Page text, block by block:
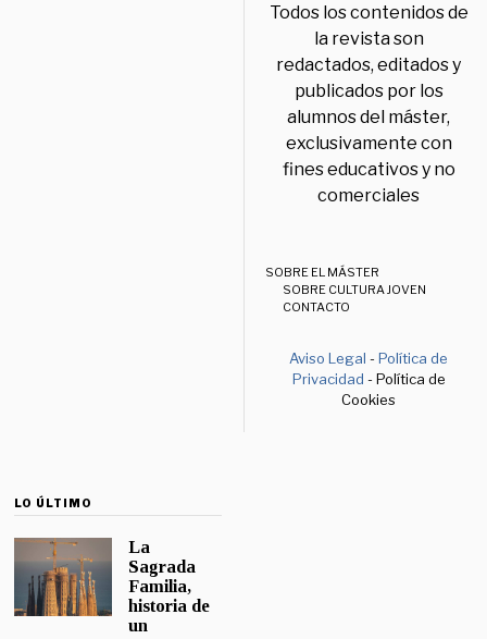
Todos los contenidos de
la revista son
redactados, editados y
publicados por los
alumnos del máster,
exclusivamente con
fines educativos y no
comerciales
SOBRE EL MÁSTER
SOBRE CULTURA JOVEN
CONTACTO
Aviso Legal -Política de
Privacidad - Política de
Cookies
LO ÚLTIMO
La
Sagrada
Familia,
historia de
un